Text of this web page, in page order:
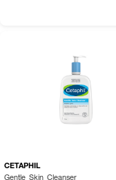
CETAPHIL
Gentle Skin Cleanser